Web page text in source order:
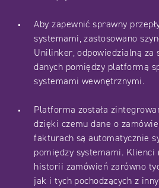
Aby zapewnić sprawny
systemami, zastosowano
Unilinker, odpowiedzialną za
danych pomiędzy platformą
systemami wewnętrznymi.
Platforma została
dzięki czemu dane o
fakturach są automatycznie
pomiędzy systemami. Klienci
historii zamówień zarówno
jak i tych pochodzących z